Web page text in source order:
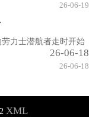
26-06-19
力士潜航者走时开始
26-06-18
26-06-18
XML